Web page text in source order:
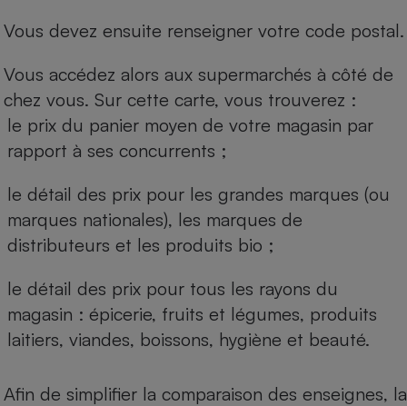
Vous devez ensuite renseigner votre code postal.
Vous accédez alors aux supermarchés à côté de
chez vous. Sur cette carte, vous trouverez :
le prix du panier moyen de votre magasin par
rapport à ses concurrents ;
le détail des prix pour les grandes marques (ou
marques nationales), les marques de
distributeurs et les produits bio ;
le détail des prix pour tous les rayons du
magasin : épicerie, fruits et légumes, produits
laitiers, viandes, boissons, hygiène et beauté.
Afin de simplifier la comparaison des enseignes, la